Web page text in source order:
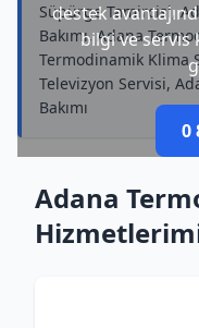
destek
bilgi ve servis
0
Süpürge Tamircisi,
Bakımı, Adana
Termodinamik Klima
Televizyon Servisi,
Bakımı
Adana